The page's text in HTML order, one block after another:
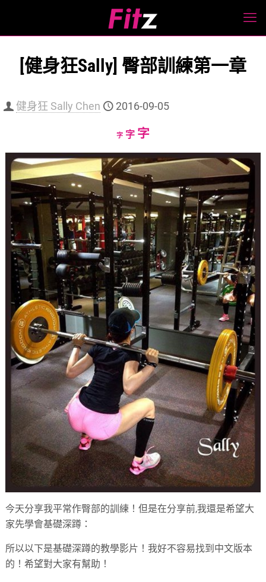
[健身狂Sally] 臀部訓練第一章
健身狂 Sally Chen 2016-09-05
字Decrease
size.
字Reset
size.
字Increase
size.
今天分享我平常作臀部的訓練！但是在分享前,我還是希望大
家先學會基礎深蹲：
所以以下是基礎深蹲的教學影片！我好不容易找到中文版本
的！希望對大家有幫助！